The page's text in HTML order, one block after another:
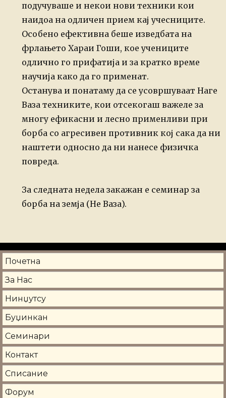
подучуваше и некои нови техники кои
наидоа на одличен прием кај учесниците.
Особено ефективна беше изведбата на
фрлањето Хараи Гоши, кое учениците
одлично го прифатија и за кратко време
научија како да го применат.
Останува и понатаму да се усовршуваат Наге
Ваза техниките, кои отсекогаш важеле за
многу ефикасни и лесно применливи при
борба со агресивен противник кој сака да ни
наштети односно да ни нанесе физичка
повреда.
За следната недела закажан е семинар за
борба на земја (Не Ваза).
Почетна
За Нас
Нинџутсу
Буџинкан
Семинари
Контакт
Списание
Форум